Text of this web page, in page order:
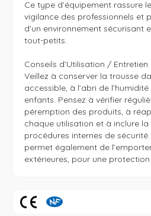
Ce type d’équipement rassure
vigilance des professionnels et
d’un environnement sécurisant
tout-petits.
Conseils d’Utilisation / Entretien :
Veillez à conserver la trousse
accessible, à l’abri de
enfants. Pensez à vérifier
péremption des produits, à
chaque utilisation et à inclure la
procédures internes de
permet également de
extérieures, pour une